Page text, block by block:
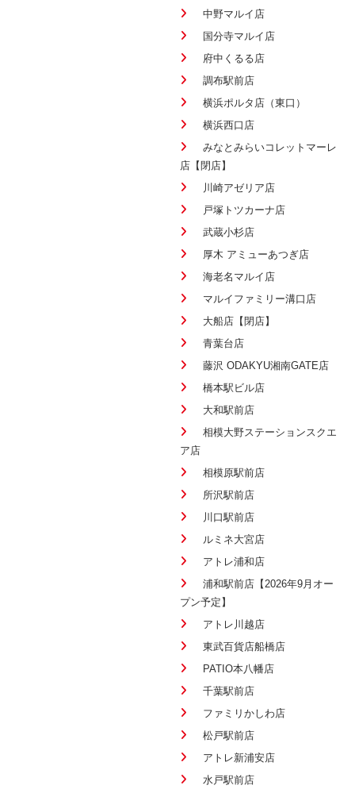
中野マルイ店
国分寺マルイ店
府中くるる店
調布駅前店
横浜ポルタ店（東口）
横浜西口店
みなとみらいコレットマーレ
店【閉店】
川崎アゼリア店
戸塚トツカーナ店
武蔵小杉店
厚木 アミューあつぎ店
海老名マルイ店
マルイファミリー溝口店
大船店【閉店】
青葉台店
藤沢 ODAKYU湘南GATE店
橋本駅ビル店
大和駅前店
相模大野ステーションスクエ
ア店
相模原駅前店
所沢駅前店
川口駅前店
ルミネ大宮店
アトレ浦和店
浦和駅前店【2026年9月オー
プン予定】
アトレ川越店
東武百貨店船橋店
PATIO本八幡店
千葉駅前店
ファミリかしわ店
松戸駅前店
アトレ新浦安店
水戸駅前店